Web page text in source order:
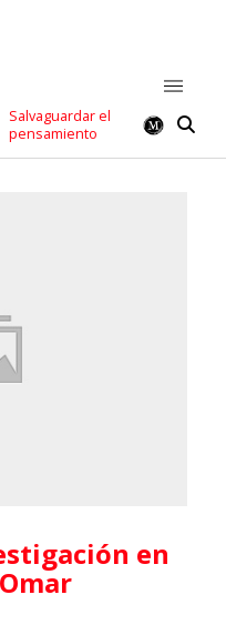
Salvaguardar el
pensamiento